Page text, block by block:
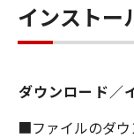
ことはできま
為をさせて
お客様は、
ノンまたは
インストー
ダウンロード／
■ファイルのダウ